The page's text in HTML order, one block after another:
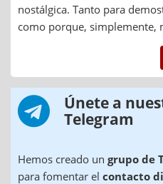
nostálgica. Tanto para
como porque, simplemente,
Únete a
Telegram
Hemos creado un grupo de
para fomentar el contacto